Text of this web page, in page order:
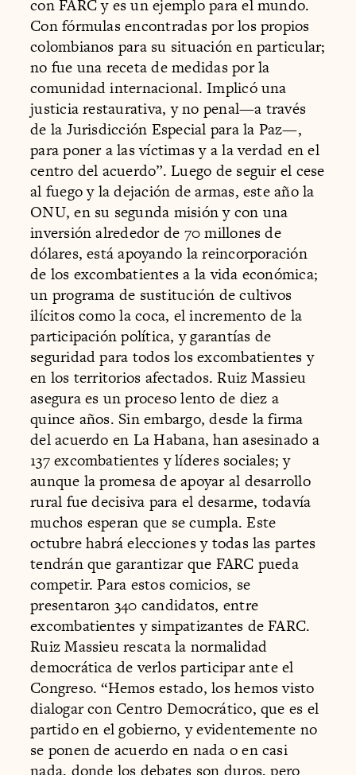
con FARC y es un ejemplo para el mundo.
Con fórmulas encontradas por los propios
colombianos para su situación en particular;
no fue una receta de medidas por la
comunidad internacional. Implicó una
justicia restaurativa, y no penal—a través
de la Jurisdicción Especial para la Paz—,
para poner a las víctimas y a la verdad en el
centro del acuerdo”. Luego de seguir el cese
al fuego y la dejación de armas, este año la
ONU, en su segunda misión y con una
inversión alrededor de 70 millones de
dólares, está apoyando la reincorporación
de los excombatientes a la vida económica;
un programa de sustitución de cultivos
ilícitos como la coca, el incremento de la
participación política, y garantías de
seguridad para todos los excombatientes y
en los territorios afectados. Ruiz Massieu
asegura es un proceso lento de diez a
quince años. Sin embargo, desde la firma
del acuerdo en La Habana, han asesinado a
137 excombatientes y líderes sociales; y
aunque la promesa de apoyar al desarrollo
rural fue decisiva para el desarme, todavía
muchos esperan que se cumpla. Este
octubre habrá elecciones y todas las partes
tendrán que garantizar que FARC pueda
competir. Para estos comicios, se
presentaron 340 candidatos, entre
excombatientes y simpatizantes de FARC.
Ruiz Massieu rescata la normalidad
democrática de verlos participar ante el
Congreso. “Hemos estado, los hemos visto
dialogar con Centro Democrático, que es el
partido en el gobierno, y evidentemente no
se ponen de acuerdo en nada o en casi
nada, donde los debates son duros, pero